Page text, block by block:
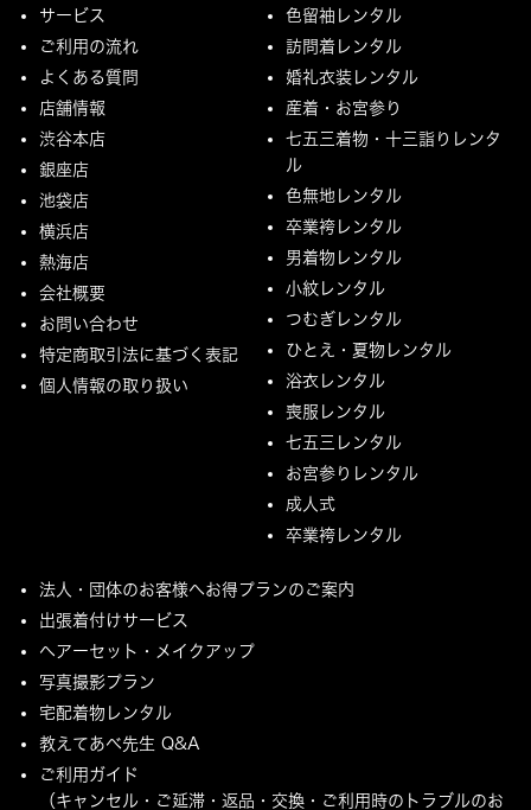
サービス
ご利用の流れ
よくある質問
店舗情報
渋谷本店
銀座店
池袋店
横浜店
熱海店
会社概要
お問い合わせ
特定商取引法に基づく表記
個人情報の取り扱い
色留袖レンタル
訪問着レンタル
婚礼衣装レンタル
産着・お宮参り
七五三着物・十三詣りレンタ
ル
色無地レンタル
卒業袴レンタル
男着物レンタル
小紋レンタル
つむぎレンタル
ひとえ・夏物レンタル
浴衣レンタル
喪服レンタル
七五三レンタル
お宮参りレンタル
成人式
卒業袴レンタル
法人・団体のお客様へお得プランのご案内
出張着付けサービス
ヘアーセット・メイクアップ
写真撮影プラン
宅配着物レンタル
教えてあべ先生 Q&A
ご利用ガイド
（キャンセル・ご延滞・返品・交換・ご利用時のトラブルのお